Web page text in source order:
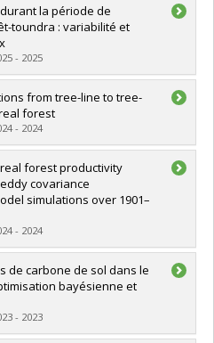
la période de
toundra : variabilité et
- 2025
from tree-line to tree-
forest
- 2024
forest productivity
covariance
simulations over 1901–
- 2024
de carbone de sol dans le
bayésienne et
- 2023